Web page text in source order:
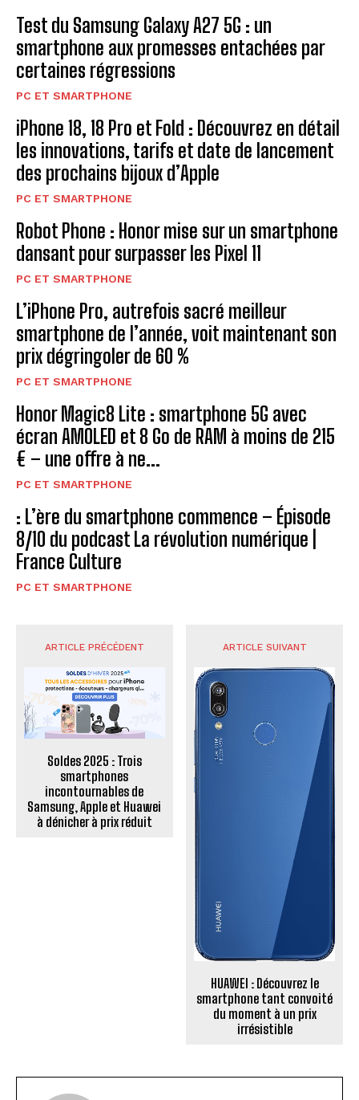
Test du Samsung Galaxy A27 5G : un
smartphone aux promesses entachées par
certaines régressions
PC ET SMARTPHONE
iPhone 18, 18 Pro et Fold : Découvrez en détail
les innovations, tarifs et date de lancement
des prochains bijoux d’Apple
PC ET SMARTPHONE
Robot Phone : Honor mise sur un smartphone
dansant pour surpasser les Pixel 11
PC ET SMARTPHONE
L’iPhone Pro, autrefois sacré meilleur
smartphone de l’année, voit maintenant son
prix dégringoler de 60 %
PC ET SMARTPHONE
Honor Magic8 Lite : smartphone 5G avec
écran AMOLED et 8 Go de RAM à moins de 215
€ – une offre à ne...
PC ET SMARTPHONE
: L’ère du smartphone commence – Épisode
8/10 du podcast La révolution numérique |
France Culture
PC ET SMARTPHONE
ARTICLE PRÉCÉDENT
Soldes 2025 : Trois
smartphones
incontournables de
Samsung, Apple et Huawei
à dénicher à prix réduit
ARTICLE SUIVANT
HUAWEI : Découvrez le
smartphone tant convoité
du moment à un prix
irrésistible